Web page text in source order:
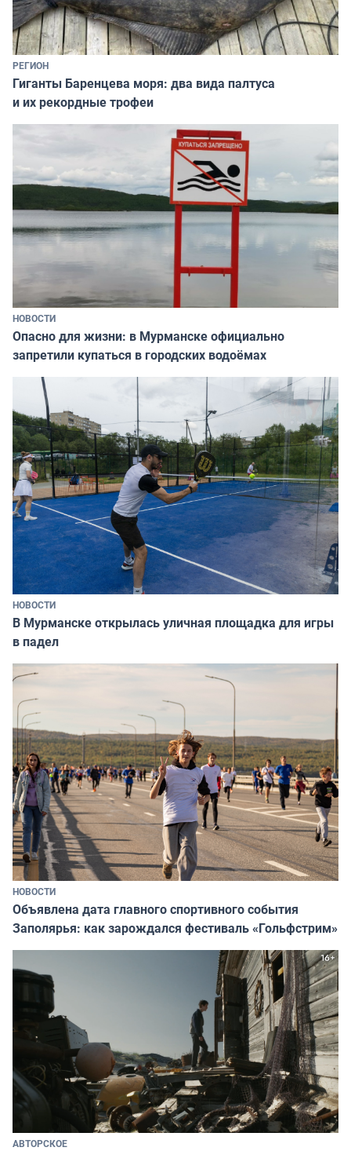
РЕГИОН
Гиганты Баренцева моря: два вида палтуса
и их рекордные трофеи
НОВОСТИ
Опасно для жизни: в Мурманске официально
запретили купаться в городских водоёмах
НОВОСТИ
В Мурманске открылась уличная площадка для игры
в падел
НОВОСТИ
Объявлена дата главного спортивного события
Заполярья: как зарождался фестиваль «Гольфстрим»
АВТОРСКОЕ